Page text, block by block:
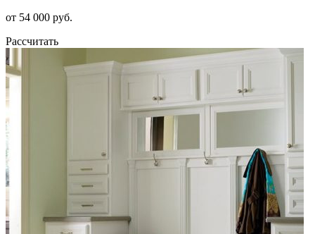
от 54 000 руб.
Рассчитать